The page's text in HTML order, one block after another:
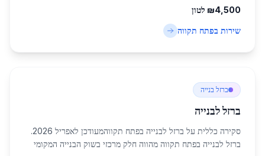
תווך חיוני לפעילות הבנייה והש...
₪4,500 לטון
שירות בפתח תקווה
ברזל בנייה
ברזל לבנייה
סקירה כללית על ברזל לבנייה בפתח תקווהמעודכן לאפריל 2026.
ברזל לבנייה בפתח תקווה מהווה חלק מרכזי בשוק הבנייה המקומי